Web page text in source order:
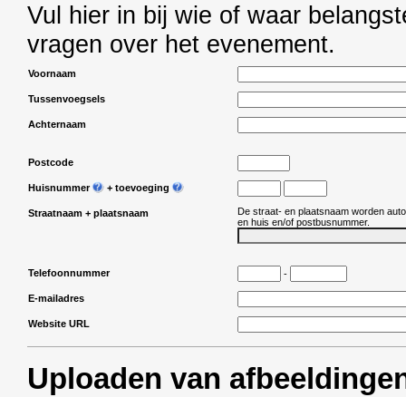
Vul hier in bij wie of waar
vragen over het evenement.
Voornaam
Tussenvoegsels
Achternaam
Postcode
Huisnummer + toevoeging
Straatnaam + plaatsnaam
De straat- en plaatsnaam worden
en huis en/of postbusnummer.
Telefoonnummer -
E-mailadres
Website URL
Uploaden van